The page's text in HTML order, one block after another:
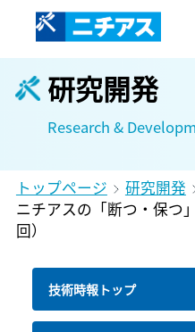
研究開発
Research &
トップページ 研究開発
ニチアスの「断つ・保つ
回）
技術時報トップ